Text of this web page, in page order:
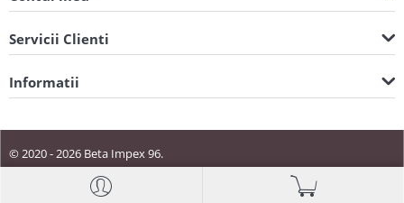
Servicii Clienti
Informatii
© 2020 - 2026 Beta Impex 96.